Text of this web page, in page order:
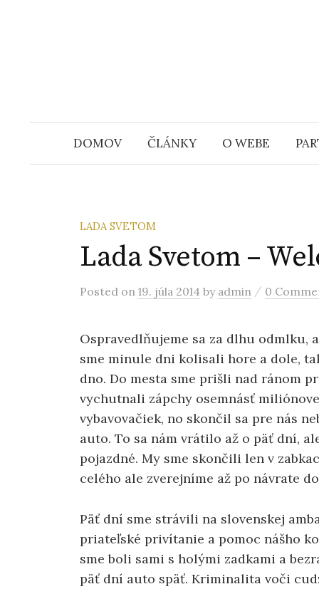
n
DOMOV ČLÁNKY O WEBE
LADA SVETOM
Lada Svetom –
Posted on 19. júla 2014 by admin / 0
Ospravedlňujeme sa za dlhu odmlku,
sme minule dni kolisali hore a dole,
dno. Do mesta sme prišli nad ránom
vychutnali zápchy osemnásť
vybavovačiek, no skončil sa pre nás
auto. To sa nám vrátilo až o päť dní,
pojazdné. My sme skončili len v
celého ale zverejníme až po návrate
Päť dní sme strávili na slovenskej
priateľské privítanie a pomoc nášho
sme boli sami s holými zadkami a
päť dní auto späť. Kriminalita voči